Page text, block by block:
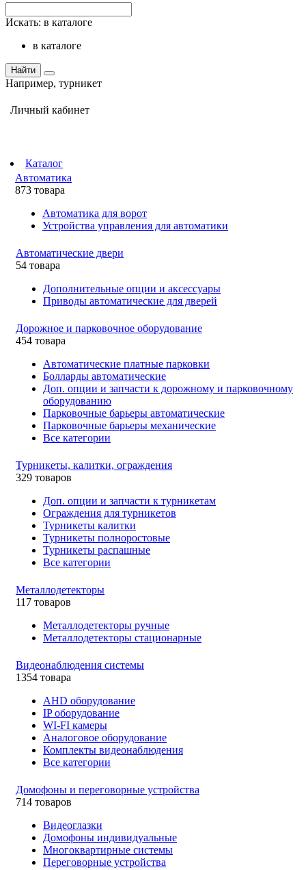
Искать: в каталоге
в каталоге
Найти
Например, турникет
Личный кабинет
Каталог
Автоматика
873 товара
Автоматика для ворот
Устройства управления для автоматики
Автоматические двери
54 товара
Дополнительные опции и аксессуары
Приводы автоматические для дверей
Дорожное и парковочное оборудование
454 товара
Автоматические платные парковки
Болларды автоматические
Доп. опции и запчасти к дорожному и парковочному
оборудованию
Парковочные барьеры автоматические
Парковочные барьеры механические
Все категории
Турникеты, калитки, ограждения
329 товаров
Доп. опции и запчасти к турникетам
Ограждения для турникетов
Турникеты калитки
Турникеты полноростовые
Турникеты распашные
Все категории
Металлодетекторы
117 товаров
Металлодетекторы ручные
Металлодетекторы стационарные
Видеонаблюдения cистемы
1354 товара
AHD оборудование
IP оборудование
WI-FI камеры
Аналоговое оборудование
Комплекты видеонаблюдения
Все категории
Домофоны и переговорные устройства
714 товаров
Видеоглазки
Домофоны индивидуальные
Многоквартирные системы
Переговорные устройства